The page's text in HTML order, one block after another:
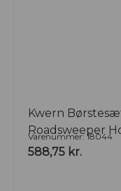
Kwern
Roadsweeper
Varenummer: 18044
588,75 kr.